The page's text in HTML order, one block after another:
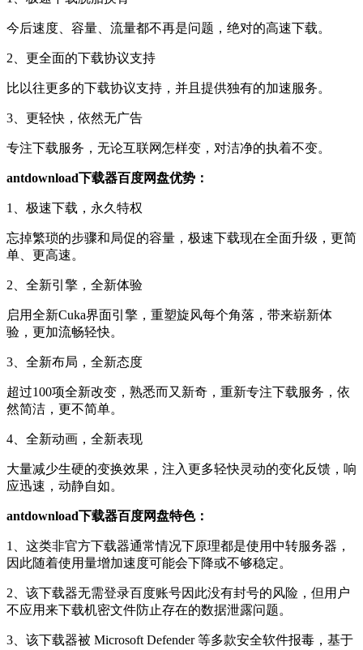
今后速度、容量、流量都不再是问题，绝对的高速下载。
2、更全面的下载协议支持
比以往更多的下载协议支持，并且提供独有的加速服务。
3、更轻快，依然无广告
专注下载服务，无论互联网怎样变，对洁净的执着不变。
antdownload下载器百度网盘优势：
1、极速下载，永久特权
忘掉繁琐的步骤和局促的容量，极速下载现在全面升级，更简
单、更高速。
2、全新引擎，全新体验
启用全新Cuka界面引擎，重塑旋风每个角落，带来崭新体
验，更加流畅轻快。
3、全新布局，全新态度
超过100项全新改变，熟悉而又新奇，重新专注下载服务，依
然简洁，更不简单。
4、全新动画，全新表现
大量减少生硬的变换效果，注入更多轻快灵动的变化反馈，响
应迅速，动静自如。
antdownload下载器百度网盘特色：
1、这类非官方下载器通常情况下原理都是使用中转服务器，
因此随着使用量增加速度可能会下降或不够稳定。
2、该下载器无需登录百度账号因此没有封号的风险，但用户
不应用来下载机密文件防止存在的数据泄露问题。
3、该下载器被 Microsoft Defender 等多款安全软件报毒，基于